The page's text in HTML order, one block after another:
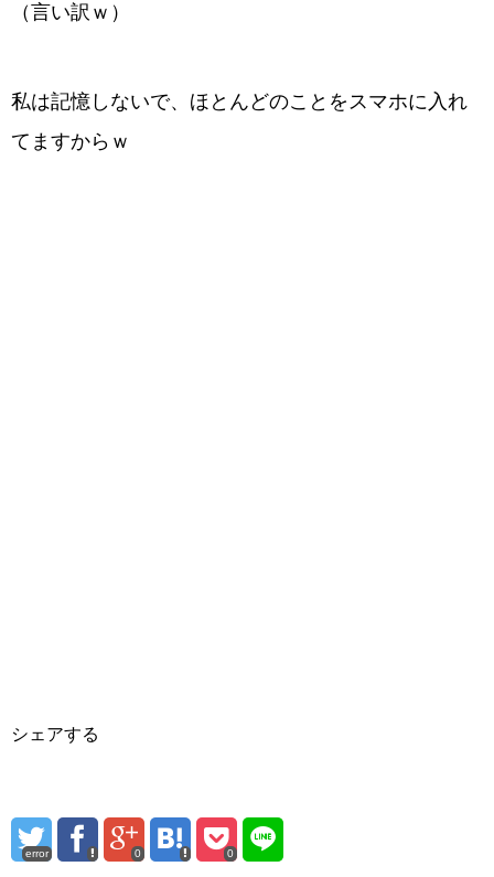
（言い訳ｗ）
私は記憶しないで、ほとんどのことをスマホに入れ
てますからｗ
シェアする
error 0 0